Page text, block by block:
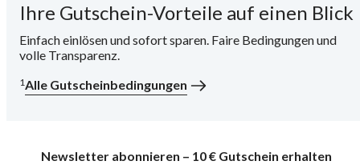
Ihre Gutschein-Vorteile auf einen Blick
Einfach einlösen und sofort sparen. Faire Bedingungen und
volle Transparenz.
1Alle Gutscheinbedingungen
Newsletter abonnieren – 10 € Gutschein erhalten